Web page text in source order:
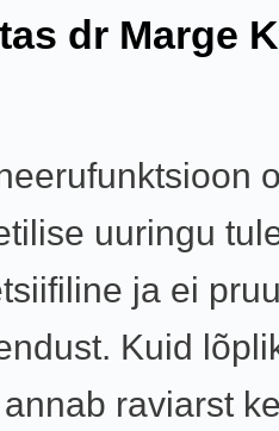
dr Marge
uuringu
ja ei
Kuid
raviarst